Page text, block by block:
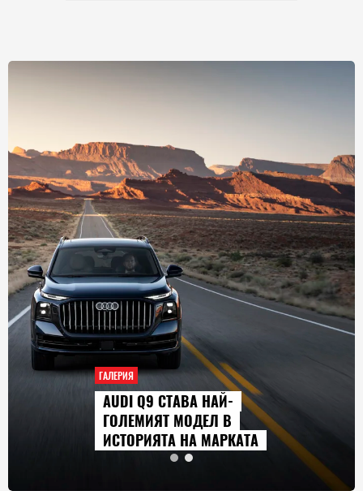
ГАЛЕРИЯ
AUDI Q9 СТАВА НАЙ-
ГОЛЕМИЯТ МОДЕЛ В
ИСТОРИЯТА НА МАРКАТА